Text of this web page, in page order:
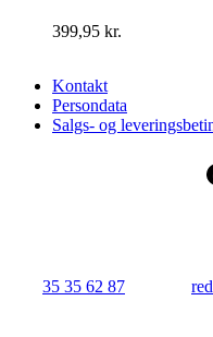
399,95 kr.
Kontakt
Persondata
Salgs- og
35 35 62 87